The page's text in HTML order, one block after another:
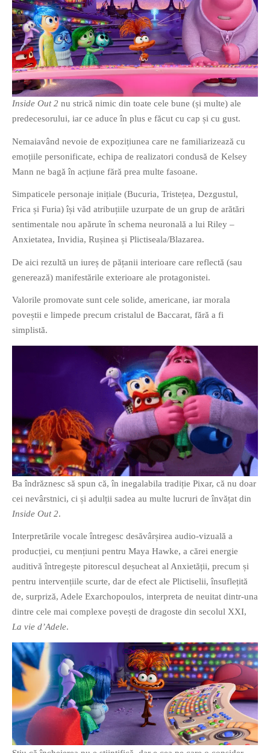
Contact
Descarca povestirea Floare
Albastra!
Download 101 Movie
Acrostics!
PRIETENI APROPIATI
Victor Sosea – Designer
PRIETENI DIN AFARA BRESLEI
GloryBox.ro
Vreau-schimbare.ro
PRIETENI DIN BREASLA
Filme-Carti.ro
Inside Out 2 nu strică nimic din toate cele bune (și multe) ale
predecesorului, iar ce aduce în plus e făcut cu cap și cu gust.
Nemaiavând nevoie de expozițiunea care ne familiarizează cu
emoțiile personificate, echipa de realizatori condusă de Kelsey
Mann ne bagă în acțiune fără prea multe fasoane.
Simpaticele personaje inițiale (Bucuria, Tristețea, Dezgustul,
Frica și Furia) își văd atribuțiile uzurpate de un grup de arătări
sentimentale nou apărute în schema neuronală a lui Riley –
Anxietatea, Invidia, Rușinea și Plictiseala/Blazarea.
De aici rezultă un iureș de pățanii interioare care reflectă (sau
generează) manifestările exterioare ale protagonistei.
Valorile promovate sunt cele solide, americane, iar morala
poveștii e limpede precum cristalul de Baccarat, fără a fi
simplistă.
Ba îndrăznesc să spun că, în inegalabila tradiție Pixar, că nu doar
cei nevârstnici, ci și adulții sadea au multe lucruri de învățat din
Inside Out 2.
Interpretările vocale întregesc desăvârșirea audio-vizuală a
producției, cu mențiuni pentru Maya Hawke, a cărei energie
auditivă întregește pitorescul deșucheat al Anxietății, precum și
pentru intervențiile scurte, dar de efect ale Plictiselii, însuflețită
de, surpriză, Adele Exarchopoulos, interpreta de neuitat dintr-una
dintre cele mai complexe povești de dragoste din secolul XXI,
La vie d’Adele.